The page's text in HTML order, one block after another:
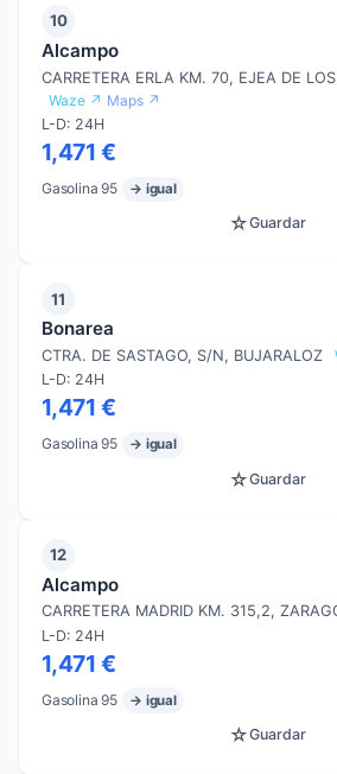
10
Alcampo
CARRETERA ERLA KM. 70, EJEA DE
Waze ↗ Maps ↗
L-D: 24H
1,471 €
Gasolina 95 → igual
☆Guardar
11
Bonarea
CTRA. DE SASTAGO, S/N, BUJARALOZ
L-D: 24H
1,471 €
Gasolina 95 → igual
☆Guardar
12
Alcampo
CARRETERA MADRID KM. 315,2,
L-D: 24H
1,471 €
Gasolina 95 → igual
☆Guardar